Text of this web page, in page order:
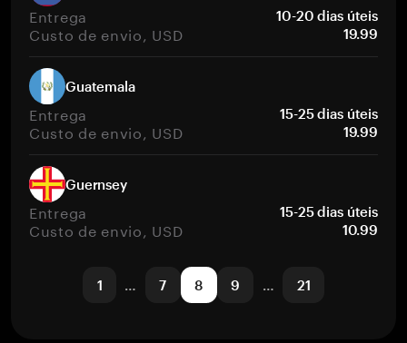
Entrega 10-20 dias úteis
Custo de envio, USD 19.99
Guatemala
Entrega 15-25 dias úteis
Custo de envio, USD 19.99
Guernsey
Entrega 15-25 dias úteis
Custo de envio, USD 10.99
1 … 7 8 9 … 21